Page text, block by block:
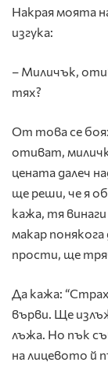
Накрая моята
изгука:
– Миличък,
тях?
От това се
отиват,
цената далеч
ще реши, че я
кажа, тя
макар понякога
прости, ще
Да кажа:
върви. Ще
лъжа. Но пък
на лицевото й